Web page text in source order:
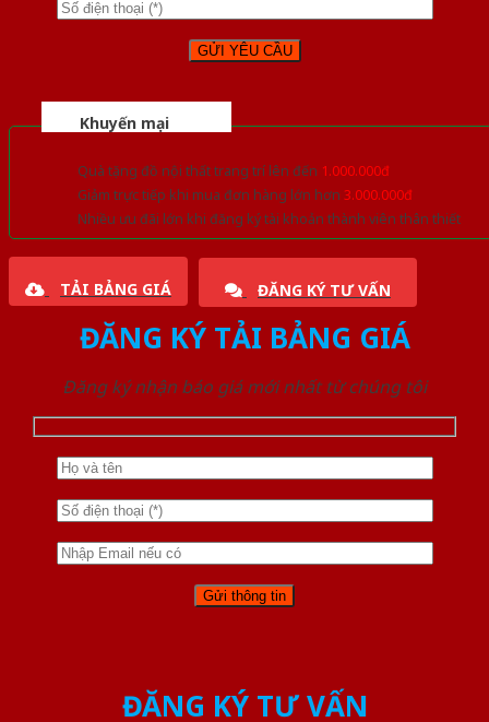
Khuyến mại
Quà tặng đồ nội thất trang trí lên đến 1.000.000đ
Giảm trực tiếp khi mua đơn hàng lớn hơn 3.000.000đ
Nhiều ưu đãi lớn khi đăng ký tài khoản thành viên thân thiết
TẢI BẢNG GIÁ ĐĂNG KÝ TƯ VẤN
ĐĂNG KÝ TẢI BẢNG GIÁ
Đăng ký nhận báo giá mới nhất từ chúng tôi
ĐĂNG KÝ TƯ VẤN